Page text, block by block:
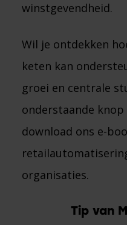
winstgevendheid.
Wil je ontdekken
keten kan
groei en centrale
onderstaande
download ons e-
organisaties.
Tip van